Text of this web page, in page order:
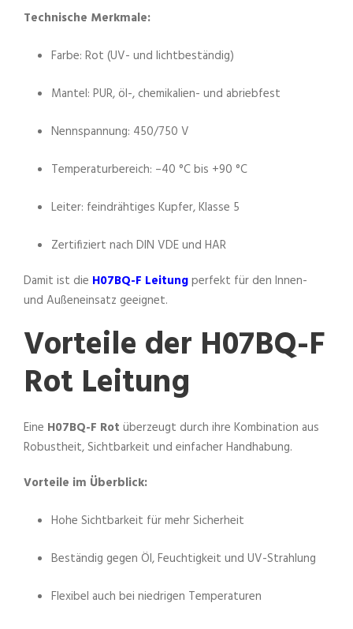
Technische Merkmale:
Farbe: Rot (UV- und lichtbeständig)
Mantel: PUR, öl-, chemikalien- und abriebfest
Nennspannung: 450/750 V
Temperaturbereich: –40 °C bis +90 °C
Leiter: feindrähtiges Kupfer, Klasse 5
Zertifiziert nach DIN VDE und HAR
Damit ist die H07BQ-F Leitungperfekt für den Innen-
und Außeneinsatz geeignet.
Vorteile der H07BQ-F
Rot Leitung
Eine H07BQ-F Rot überzeugt durch ihre Kombination aus
Robustheit, Sichtbarkeit und einfacher Handhabung.
Vorteile im Überblick:
Hohe Sichtbarkeit für mehr Sicherheit
Beständig gegen Öl, Feuchtigkeit und UV-Strahlung
Flexibel auch bei niedrigen Temperaturen